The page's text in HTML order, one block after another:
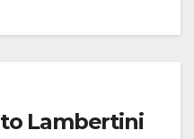
Lambertini